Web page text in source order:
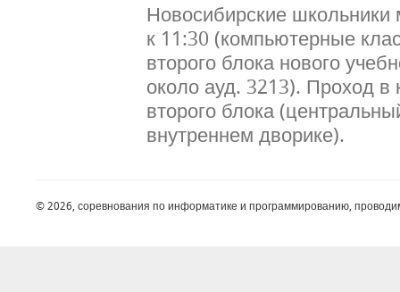
Новосибирские школьники
к 11:30 (компьютерные
второго блока нового
около ауд. 3213). Проход в
второго блока
внутреннем дворике).
© 2026, соревнования по информатике и программированию,